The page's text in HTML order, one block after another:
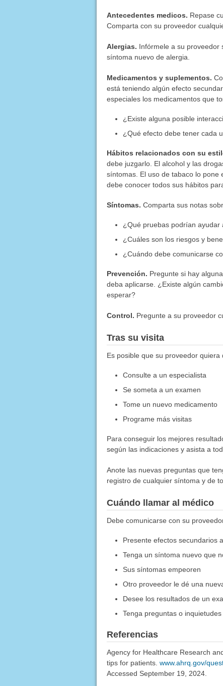
Antecedentes medicos. Repase
Comparta con su proveedor
Alergias. Infórmele a su proveedor
síntoma nuevo de alergia.
Medicamentos y suplementos.
está teniendo algún efecto
especiales los medicamentos que
¿Existe alguna posible
¿Qué efecto debe tener cada
Hábitos relacionados con su
debe juzgarlo. El alcohol y las
síntomas. El uso de tabaco lo pone
debe conocer todos sus hábitos
Síntomas. Comparta sus notas
¿Qué pruebas podrían ayudar
¿Cuáles son los riesgos y
¿Cuándo debe comunicarse
Prevención. Pregunte si hay
deba aplicarse. ¿Existe algún
esperar?
Control. Pregunte a su proveedor
Tras su visita
Es posible que su proveedor quiera
Consulte a un especialista
Se someta a un examen
Tome un nuevo medicamento
Programe más visitas
Para conseguir los mejores
según las indicaciones y asista a
Anote las nuevas preguntas que
registro de cualquier síntoma y de
Cuándo llamar al médico
Debe comunicarse con su
Presente efectos secundarios
Tenga un síntoma nuevo que
Sus síntomas empeoren
Otro proveedor le dé una
Desee los resultados de un
Tenga preguntas o inquietudes
Referencias
Agency for Healthcare Research
tips for patients. www.ahrq.gov/
Accessed September 19, 2024.